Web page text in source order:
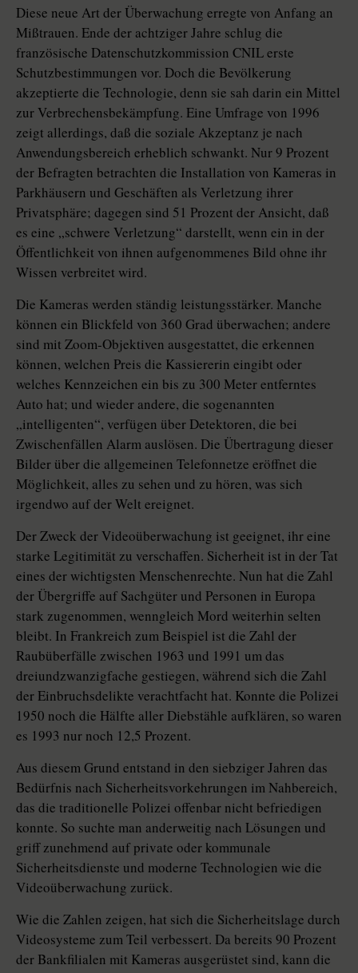
Diese neue Art der Überwachung erregte von Anfang an
Mißtrauen. Ende der achtziger Jahre schlug die
französische Datenschutzkommission CNIL erste
Schutzbestimmungen vor. Doch die Bevölkerung
akzeptierte die Technologie, denn sie sah darin ein Mittel
zur Verbrechensbekämpfung. Eine Umfrage von 1996
zeigt allerdings, daß die soziale Akzeptanz je nach
Anwendungsbereich erheblich schwankt. Nur 9 Prozent
der Befragten betrachten die Installation von Kameras in
Parkhäusern und Geschäften als Verletzung ihrer
Privatsphäre; dagegen sind 51 Prozent der Ansicht, daß
es eine „schwere Verletzung“ darstellt, wenn ein in der
Öffentlichkeit von ihnen aufgenommenes Bild ohne ihr
Wissen verbreitet wird.
Die Kameras werden ständig leistungsstärker. Manche
können ein Blickfeld von 360 Grad überwachen; andere
sind mit Zoom-Objektiven ausgestattet, die erkennen
können, welchen Preis die Kassiererin eingibt oder
welches Kennzeichen ein bis zu 300 Meter entferntes
Auto hat; und wieder andere, die sogenannten
„intelligenten“, verfügen über Detektoren, die bei
Zwischenfällen Alarm auslösen. Die Übertragung dieser
Bilder über die allgemeinen Telefonnetze eröffnet die
Möglichkeit, alles zu sehen und zu hören, was sich
irgendwo auf der Welt ereignet.
Der Zweck der Videoüberwachung ist geeignet, ihr eine
starke Legitimität zu verschaffen. Sicherheit ist in der Tat
eines der wichtigsten Menschenrechte. Nun hat die Zahl
der Übergriffe auf Sachgüter und Personen in Europa
stark zugenommen, wenngleich Mord weiterhin selten
bleibt. In Frankreich zum Beispiel ist die Zahl der
Raubüberfälle zwischen 1963 und 1991 um das
dreiundzwanzigfache gestiegen, während sich die Zahl
der Einbruchsdelikte verachtfacht hat. Konnte die Polizei
1950 noch die Hälfte aller Diebstähle aufklären, so waren
es 1993 nur noch 12,5 Prozent.
Aus diesem Grund entstand in den siebziger Jahren das
Bedürfnis nach Sicherheitsvorkehrungen im Nahbereich,
das die traditionelle Polizei offenbar nicht befriedigen
konnte. So suchte man anderweitig nach Lösungen und
griff zunehmend auf private oder kommunale
Sicherheitsdienste und moderne Technologien wie die
Videoüberwachung zurück.
Wie die Zahlen zeigen, hat sich die Sicherheitslage durch
Videosysteme zum Teil verbessert. Da bereits 90 Prozent
der Bankfilialen mit Kameras ausgerüstet sind, kann die